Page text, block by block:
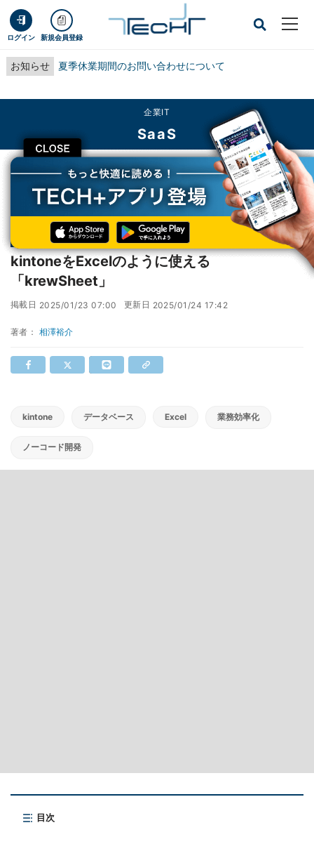
ログイン 新規会員登録
お知らせ 夏季休業期間のお問い合わせについて
CLOSE
企業IT
SaaS
TECH+ 企業IT SaaS kintoneをExcelのように使える「krewSheet」
連載
kintoneをもっと便利に! プラグイン・連携サービスの活用術
kintoneをExcelのように使える
「krewSheet」
掲載日 2025/01/23 07:00 更新日 2025/01/24 17:42
著者： 相澤裕介
kintone データベース Excel 業務効率化
ノーコード開発
目次